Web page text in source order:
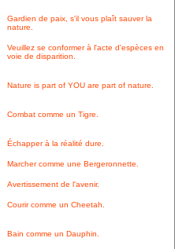
Gardien de paix, s'il vous plaît sauver la
nature.
Veuillez se conformer à l'acte d'espèces en
voie de disparition.
Nature is part of YOU are part of nature.
Combat comme un Tigre.
Échapper à la réalité dure.
Marcher comme une Bergeronnette.
Avertissement de l'avenir.
Courir comme un Cheetah.
Bain comme un Dauphin.